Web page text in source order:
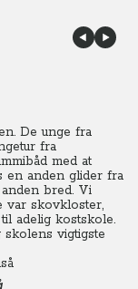
De unge fra
fra
med at
en anden glider fra
bred. Vi
var skovkloster,
adelig kostskole.
vigtigste